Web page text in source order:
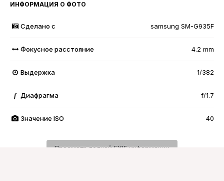
ИНФОРМАЦИЯ О ФОТО
Сделано с samsung SM-G935F
Фокусное расстояние 4.2 mm
Выдержка 1/382
f Диафрагма f/1.7
Значение ISO 40
Просмотр полной EXIF информации